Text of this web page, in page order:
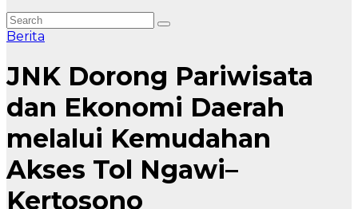
Berita
JNK Dorong Pariwisata
dan Ekonomi Daerah
melalui Kemudahan
Akses Tol Ngawi–
Kertosono